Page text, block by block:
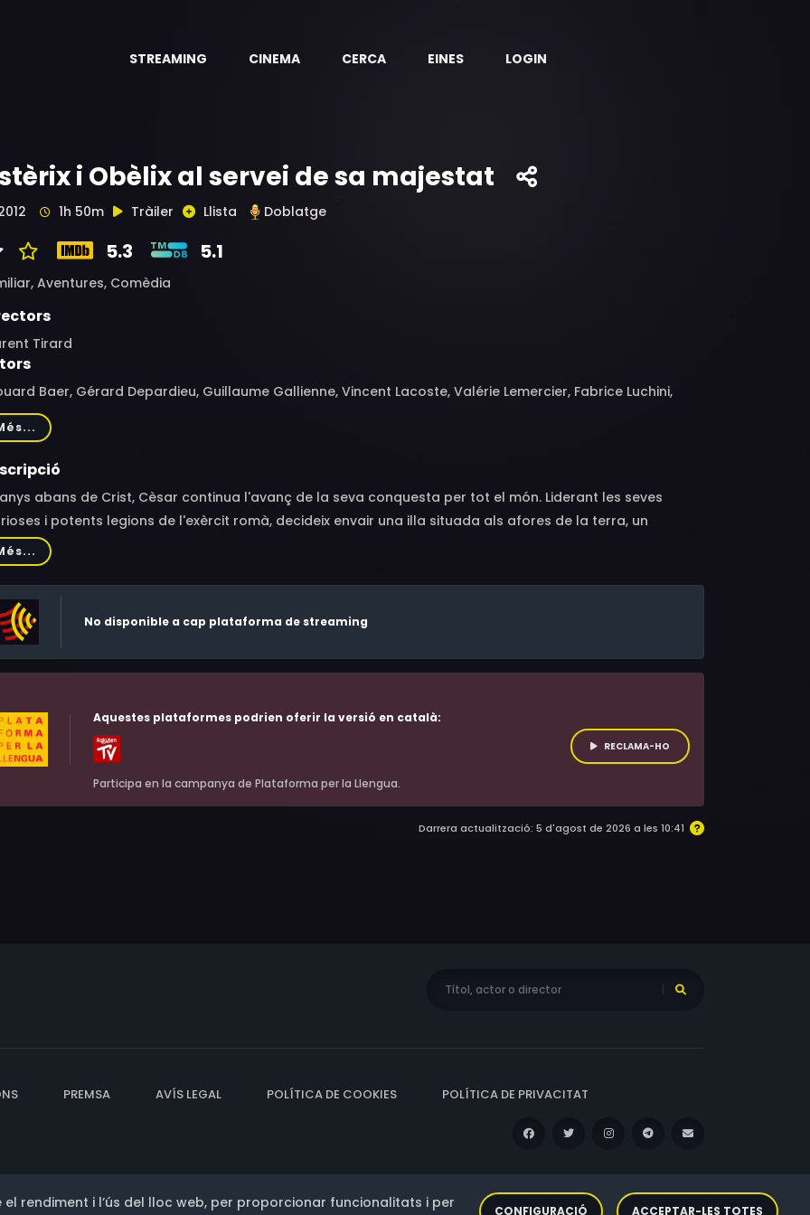
STREAMING CINEMA CERCA EINES LOGIN
i Obèlix al servei de sa majestat
1h 50m Tràiler Llista Doblatge
5.3 5.1
Aventures, Comèdia
Tirard
Baer, Gérard Depardieu, Guillaume Gallienne, Vincent Lacoste, Valérie Lemercier, Fabrice Luchini,
Deneuve, Charlotte Le Bon, Bouli Lanners, Dany Boon, Atmen Kelif, Jean Rochefort, Gérard Jugnot,
Zingaretti, Filippo Timi, Niccolò Senni, Neri Marcorè, Tristán Ulloa, Javivi, Götz Otto, Stéphane De Groodt,
Jeantet, Christophe Denis, Jacques Herlin, Laura Boujenah
abans de Crist, Cèsar continua l'avanç de la seva conquesta per tot el món. Liderant les seves
i potents legions de l'exèrcit romà, decideix envair una illa situada als afores de la terra, un
país anomenat Britannia. En aquesta història Astèrix i Obèlix travessaran el Canal de la Manxa, que
França amb les illes britàniques, amb la finalitat de donar una mà al seu poble amic i salvar als seus
de l'assetjament de les milícies romanes.
No disponible a cap plataforma de streaming
Aquestes plataformes podrien oferir la versió en català:
Participa en la campanya de Plataforma per la Llengua.
RECLAMA-HO
Darrera actualització: 5 d'agost de 2026 a les 10:41
PREMSA AVÍS LEGAL POLÍTICA DE COOKIES POLÍTICA DE PRIVACITAT
rendiment i l’ús del lloc web, per proporcionar funcionalitats i per
CONFIGURACIÓ ACCEPTAR-LES TOTES